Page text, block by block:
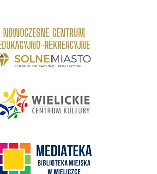
do strony Centrum Edukacyjno Rekreacyjne